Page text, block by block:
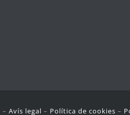
– Avís legal – Política de cookies –